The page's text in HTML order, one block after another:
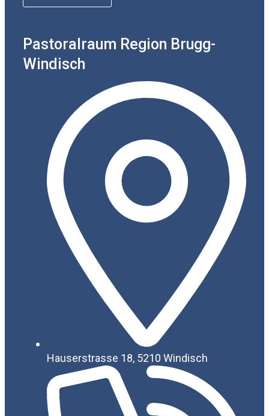
Pastoralraum Region Brugg-
Windisch
Hauserstrasse 18, 5210 Windisch